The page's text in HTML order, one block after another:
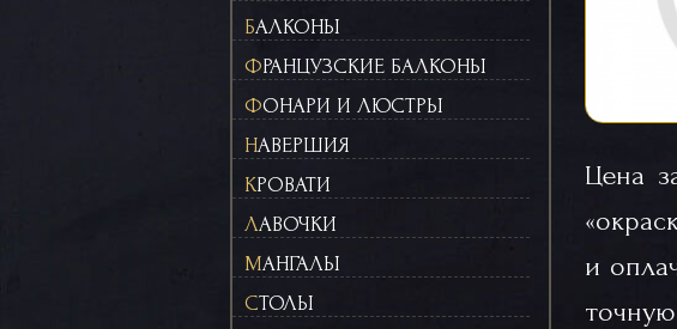
БАЛКОНЫ
ФРАНЦУЗСКИЕ БАЛКОНЫ
ФОНАРИ И ЛЮСТРЫ
НАВЕРШИЯ
КРОВАТИ
ЛАВОЧКИ
МАНГАЛЫ
СТОЛЫ
Цена
и